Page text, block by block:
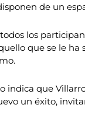
de un
los
que se le
indica que
un éxito,